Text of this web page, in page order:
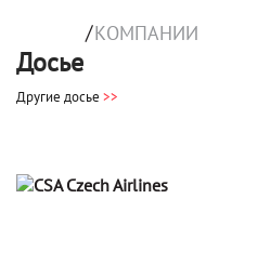
Досье
/КОМПАНИИ
Другие досье >>